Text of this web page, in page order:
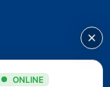
laptop
ONLINE